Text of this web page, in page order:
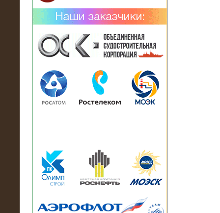
02.02.2019
Нагрузочный комплекс 26 МВт (10
кВ) поставлен в аренду на